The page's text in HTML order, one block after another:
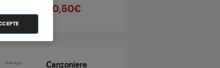
20,50€
Canzoniere